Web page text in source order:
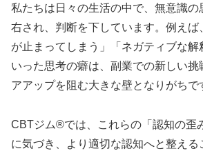
私たちは日々の生活の中で、無意識の
右され、判断を下しています。例えば
が止まってしまう」「ネガティブな解
いった思考の癖は、副業での新しい挑
アアップを阻む大きな壁となりがちで
CBTジム®では、これらの「認知の歪
に気づき、より適切な認知へと整える